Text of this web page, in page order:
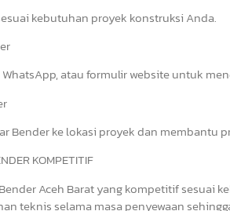
kebutuhan proyek konstruksi Anda.
atau formulir website untuk
Bender ke lokasi proyek dan membantu
KOMPETITIF
Aceh Barat yang kompetitif
teknis selama masa penyewaan